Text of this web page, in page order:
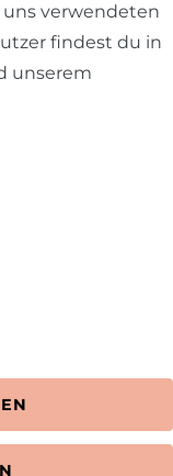
verwendeten
findest du in
unserem